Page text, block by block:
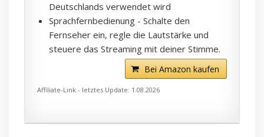
Deutschlands verwendet wird
Sprachfernbedienung - Schalte den
Fernseher ein, regle die Lautstärke und
steuere das Streaming mit deiner Stimme.
Bei Amazon kaufen
Affiliate-Link - letztes Update: 1.08.2026